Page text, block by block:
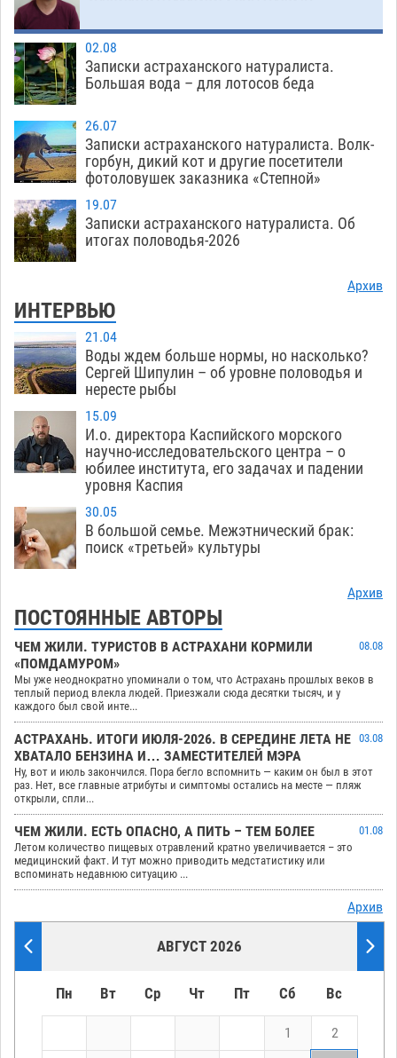
02.08
Записки астраханского натуралиста.
Большая вода – для лотосов беда
26.07
Записки астраханского натуралиста. Волк-
горбун, дикий кот и другие посетители
фотоловушек заказника «Степной»
19.07
Записки астраханского натуралиста. Об
итогах половодья-2026
Архив
ИНТЕРВЬЮ
21.04
Воды ждем больше нормы, но насколько?
Сергей Шипулин – об уровне половодья и
нересте рыбы
15.09
И.о. директора Каспийского морского
научно-исследовательского центра – о
юбилее института, его задачах и падении
уровня Каспия
30.05
В большой семье. Межэтнический брак:
поиск «третьей» культуры
Архив
ПОСТОЯННЫЕ АВТОРЫ
ЧЕМ ЖИЛИ. ТУРИСТОВ В АСТРАХАНИ КОРМИЛИ
«ПОМДАМУРОМ»
08.08
Мы уже неоднократно упоминали о том, что Астрахань прошлых веков в
теплый период влекла людей. Приезжали сюда десятки тысяч, и у
каждого был свой инте...
АСТРАХАНЬ. ИТОГИ ИЮЛЯ-2026. В СЕРЕДИНЕ ЛЕТА НЕ
ХВАТАЛО БЕНЗИНА И… ЗАМЕСТИТЕЛЕЙ МЭРА
03.08
Ну, вот и июль закончился. Пора бегло вспомнить — каким он был в этот
раз. Нет, все главные атрибуты и симптомы остались на месте — пляж
открыли, спли...
ЧЕМ ЖИЛИ. ЕСТЬ ОПАСНО, А ПИТЬ – ТЕМ БОЛЕЕ
01.08
Летом количество пищевых отравлений кратно увеличивается – это
медицинский факт. И тут можно приводить медстатистику или
вспоминать недавнюю ситуацию ...
Архив
АВГУСТ 2026
Пн Вт Ср Чт Пт Сб Вс
1 2